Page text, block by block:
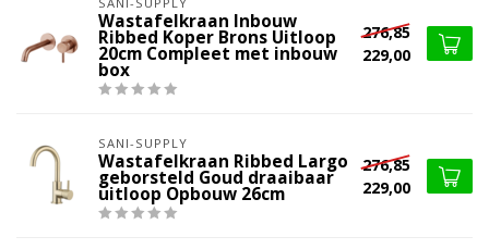
Wastafelkraan Inbouw
Ribbed Koper Brons Uitloop
20cm Compleet met inbouw
box
276,85
229,00
SANI-SUPPLY
Wastafelkraan Ribbed Largo
geborsteld Goud draaibaar
uitloop Opbouw 26cm
276,85
229,00